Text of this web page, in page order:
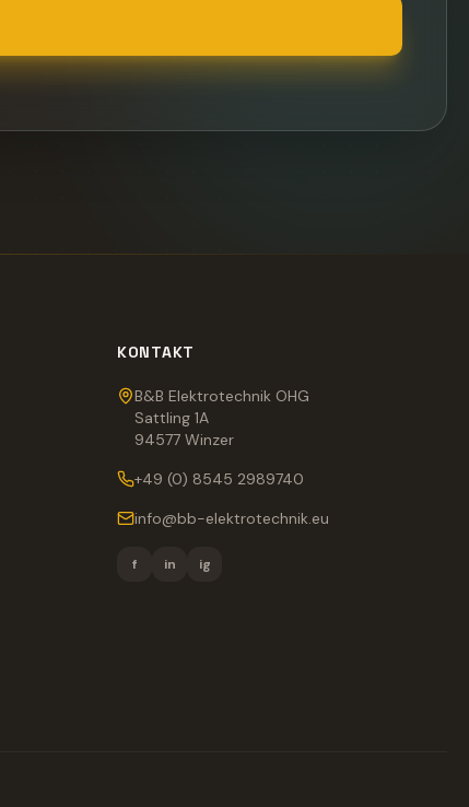
KONTAKT
B&B Elektrotechnik OHG
Sattling 1A
94577 Winzer
+49 (0) 8545 2989740
info@bb-elektrotechnik.eu
f in ig